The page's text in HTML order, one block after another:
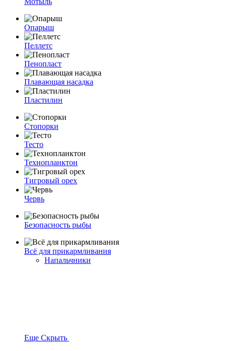
Опарыш
Пеллетс
Пенопласт
Плавающая насадка
Пластилин
Стопорки
Тесто
Технопланктон
Тигровый орех
Червь
Безопасность рыбы
Всё для прикармливания
Напальчники
Еще Скрыть